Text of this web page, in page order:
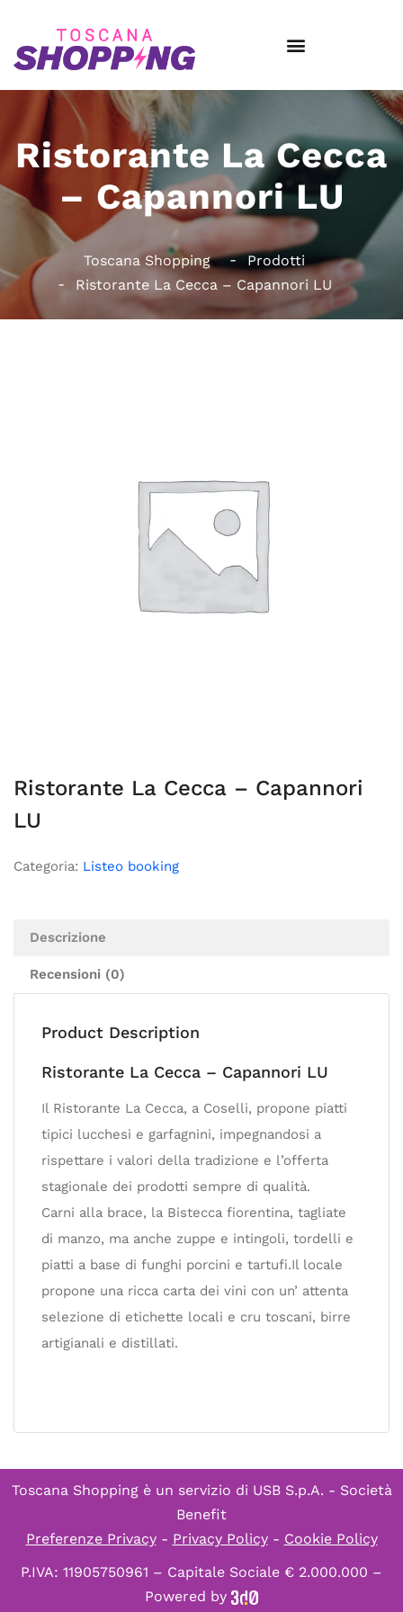
Ristorante La Cecca
– Capannori LU
Toscana Shopping
Prodotti
Ristorante La Cecca – Capannori LU
Ristorante La Cecca – Capannori
LU
Categoria: Listeo booking
Descrizione
Recensioni (0)
Product Description
Ristorante La Cecca – Capannori LU
Il Ristorante La Cecca, a Coselli, propone piatti
tipici lucchesi e garfagnini, impegnandosi a
rispettare i valori della tradizione e l’offerta
stagionale dei prodotti sempre di qualità.
Carni alla brace, la Bistecca fiorentina, tagliate
di manzo, ma anche zuppe e intingoli, tordelli e
piatti a base di funghi porcini e tartufi.Il locale
propone una ricca carta dei vini con un’ attenta
selezione di etichette locali e cru toscani, birre
artigianali e distillati.
Toscana Shopping è un servizio di USB S.p.A. - Società
Benefit
Preferenze Privacy- Privacy Policy- Cookie Policy
P.IVA: 11905750961 – Capitale Sociale € 2.000.000 –
Powered by